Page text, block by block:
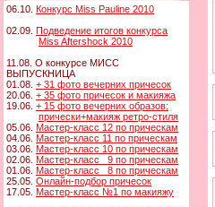
06.10. Конкурс Miss Pauline 2010
02.09. Подведение итогов конкурса
Miss Aftershock 2010
11.08. О конкурсе МИСС
ВЫПУСКНИЦА
01.08. + 31 фото вечерних причесок
20.06. + 35 фото причесок и макияжа
19.06. + 15 фото вечерних образов:
прически+макияж ретро-стиля
05.06. Мастер-класс 12 по прическам
04.06. Мастер-класс 11 по прическам
03.06. Мастер-класс 10 по прическам
02.06. Мастер-класс 9 по прическам
01.06. Мастер-класс 8 по прическам
25.05. Онлайн-подбор причесок
17.05. Мастер-класс №1 по макияжу